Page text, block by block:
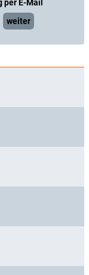
E-Mail
weiter